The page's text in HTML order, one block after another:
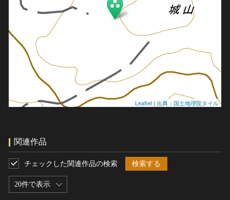
Leaflet | 出典：国土地理院タイル
関連作品
20件で表示
チェックした関連作品の検索 検索する